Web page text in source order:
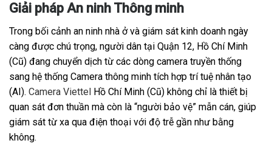
Giải pháp An ninh Thông minh
Trong bối cảnh an ninh nhà ở và giám sát kinh doanh ngày
càng được chú trọng, người dân tại Quận 12, Hồ Chí Minh
(Cũ) đang chuyển dịch từ các dòng camera truyền thống
sang hệ thống Camera thông minh tích hợp trí tuệ nhân tạo
(AI). Camera Viettel Hồ Chí Minh (Cũ) không chỉ là thiết bị
quan sát đơn thuần mà còn là “người bảo vệ” mẫn cán, giúp
giám sát từ xa qua điện thoại với độ trễ gần như bằng
không.